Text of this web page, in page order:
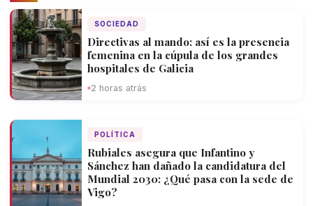
SOCIEDAD
Directivas al mando: así es la presencia
femenina en la cúpula de los grandes
hospitales de Galicia
2 horas atrás
POLÍTICA
Rubiales asegura que Infantino y
Sánchez han dañado la candidatura del
Mundial 2030: ¿Qué pasa con la sede de
Vigo?